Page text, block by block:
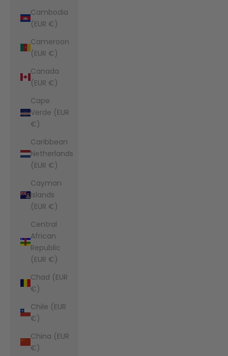
Cambodia
(EUR €)
Cameroon
(EUR €)
Canada
(EUR €)
Cape
Verde (EUR
€)
Caribbean
Netherlands
(EUR €)
Cayman
Islands
(EUR €)
Central
African
Republic
(EUR €)
Chad (EUR
€)
Chile (EUR
€)
China (EUR
€)